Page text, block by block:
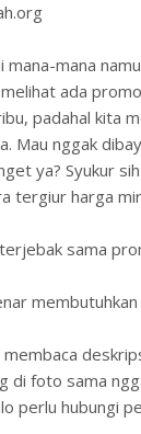
mana
ada
padahal kita
Mau nggak
ya? Syukur
tergiur harga
sama
membaca
di foto sama
perlu hubungi